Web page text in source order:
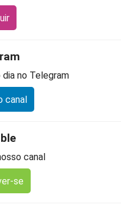
no Telegram
canal
canal
se